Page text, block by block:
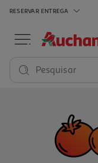
RESERVAR ENTREGA
Pesquisar